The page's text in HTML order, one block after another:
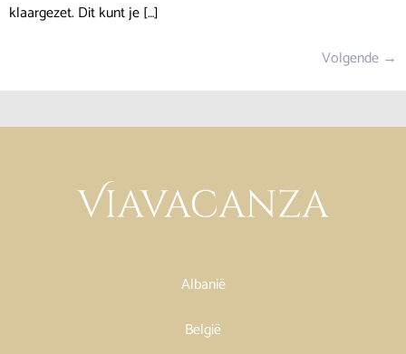
klaargezet. Dit kunt je […]
Volgende →
Albanië
België